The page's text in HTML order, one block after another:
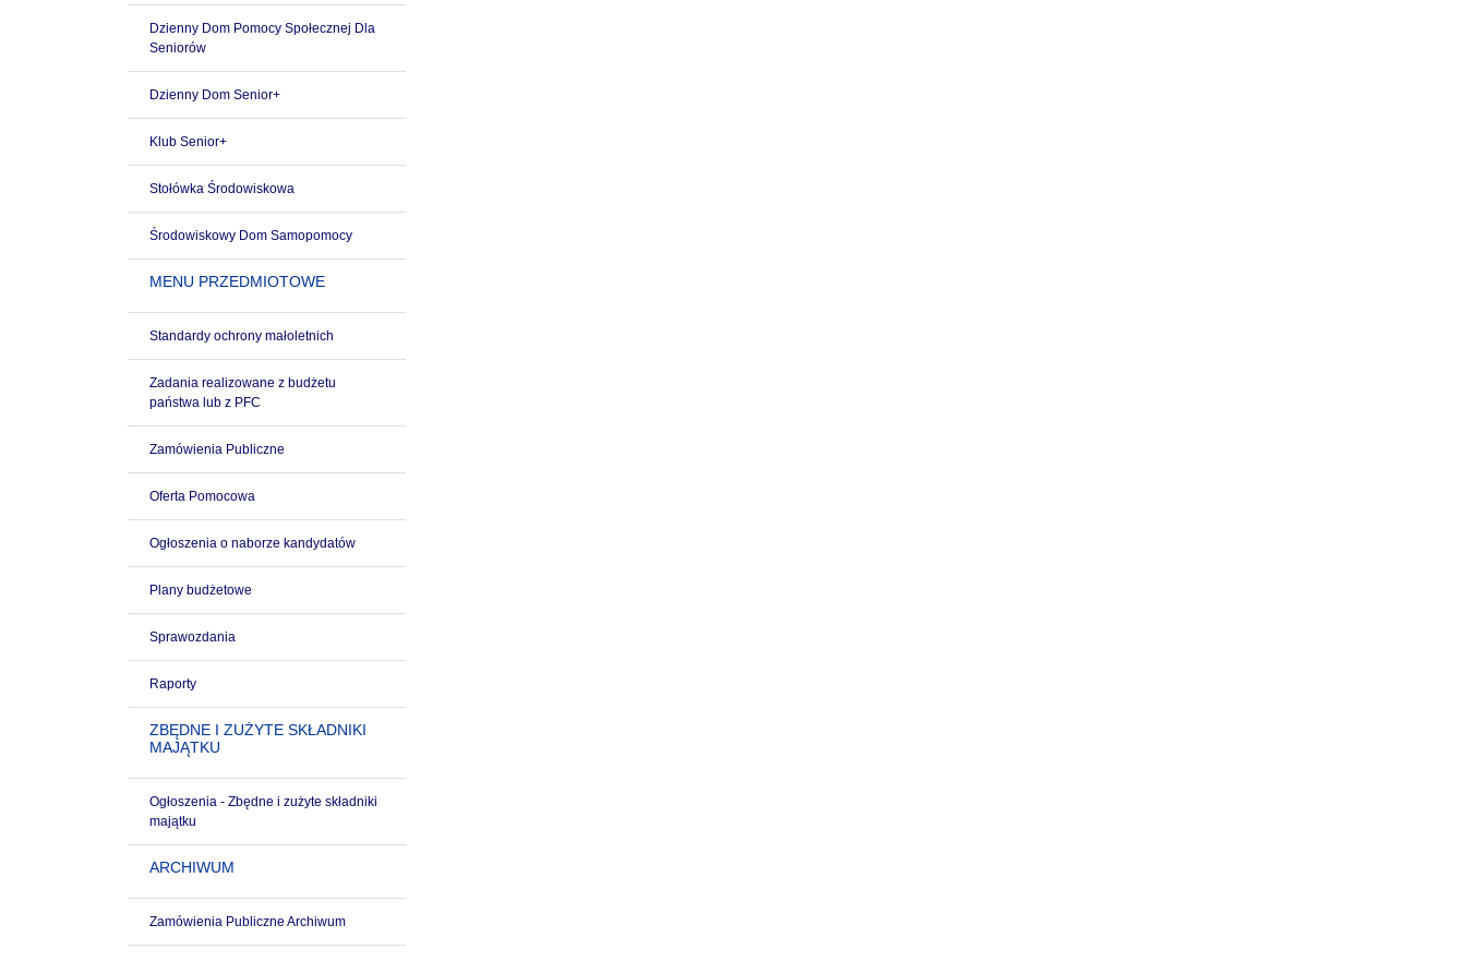
Dzienny Dom Pomocy Społecznej Dla
Seniorów
Dzienny Dom Senior+
Klub Senior+
Stołówka Środowiskowa
Środowiskowy Dom Samopomocy
MENU PRZEDMIOTOWE
Standardy ochrony małoletnich
Zadania realizowane z budżetu
państwa lub z PFC
Zamówienia Publiczne
Oferta Pomocowa
Ogłoszenia o naborze kandydatów
Plany budżetowe
Sprawozdania
Raporty
ZBĘDNE I ZUŻYTE SKŁADNIKI
MAJĄTKU
Ogłoszenia - Zbędne i zużyte składniki
majątku
ARCHIWUM
Zamówienia Publiczne Archiwum